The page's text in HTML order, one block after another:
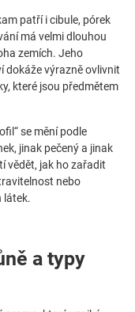
patří i cibule, pórek
má velmi dlouhou
zemích. Jeho
dokáže výrazně ovlivnit
které jsou předmětem
se mění podle
jinak pečený a jinak
vědět, jak ho zařadit
nebo
látek.
a typy